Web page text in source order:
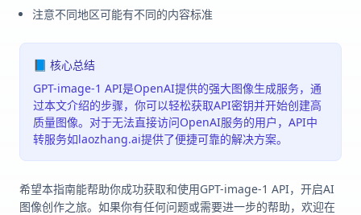
注意不同地区可能有不同的内容标准
📘 核心总结
GPT-image-1 API是OpenAI提供的强大图像生成服务，通
过本文介绍的步骤，你可以轻松获取API密钥并开始创建高
质量图像。对于无法直接访问OpenAI服务的用户，API中
转服务如laozhang.ai提供了便捷可靠的解决方案。
希望本指南能帮助你成功获取和使用GPT-image-1 API，开启AI
图像创作之旅。如果你有任何问题或需要进一步的帮助，欢迎在